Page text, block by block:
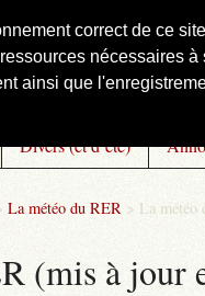
correct de ce
nécessaires
ainsi que
Blog
Divers (et d’été)
La météo du RER > La météo
(mis à jour